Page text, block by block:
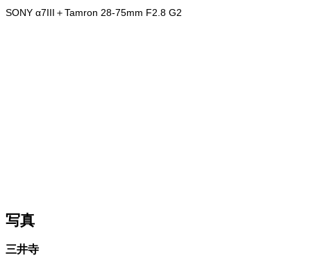
SONY α7III＋Tamron 28-75mm F2.8 G2
写真
三井寺